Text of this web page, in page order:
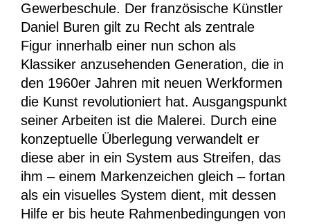
Gewerbeschule. Der französische Künstler
Daniel Buren gilt zu Recht als zentrale
Figur innerhalb einer nun schon als
Klassiker anzusehenden Generation, die in
den 1960er Jahren mit neuen Werkformen
die Kunst revolutioniert hat. Ausgangspunkt
seiner Arbeiten ist die Malerei. Durch eine
konzeptuelle Überlegung verwandelt er
diese aber in ein System aus Streifen, das
ihm – einem Markenzeichen gleich – fortan
als ein visuelles System dient, mit dessen
Hilfe er bis heute Rahmenbedingungen von